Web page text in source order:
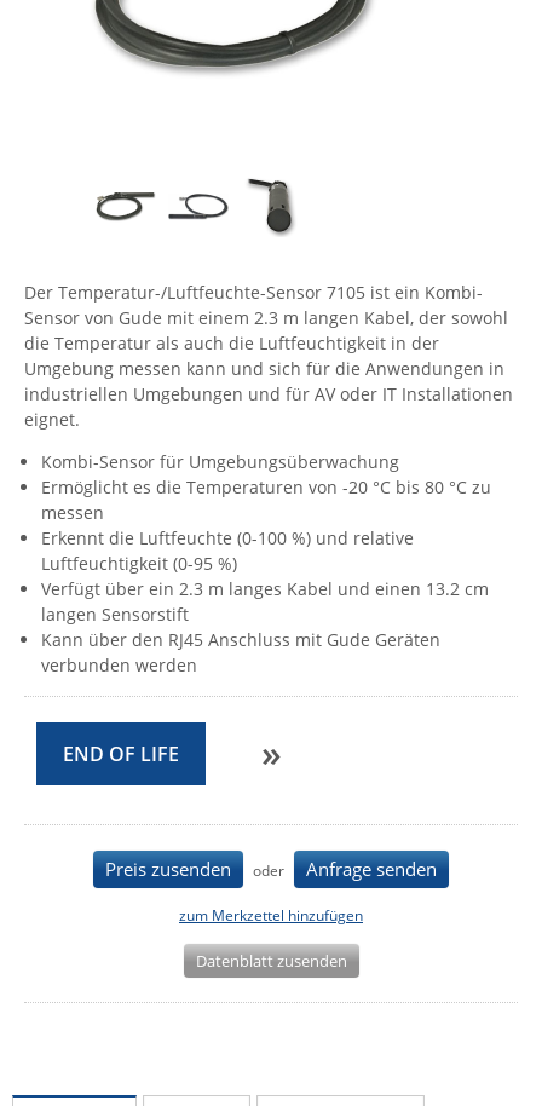
Energiemessung
Energieverteilung
IP, WLAN & GSM Sensorik
IoT - Internet of Things
IPC, Industrielle Netzwerktechnik & WLAN
IT Netzwerktechnik / Kommunikation
Serverräume
RMA / Rücksendung / Support
Comet System
CompleTech
Fokus Technologies
Gefen
Gude
Guntermann & Drunck
High Sec Labs
HW group
Icron
IEC Lock
Ihse
Kerlink
KVM TEC
Legrand
Panorama Antennas
PatchSee
Der Temperatur-/Luftfeuchte-Sensor 7105 ist ein Kombi-
Sensor von Gude mit einem 2.3 m langen Kabel, der sowohl
die Temperatur als auch die Luftfeuchtigkeit in der
Umgebung messen kann und sich für die Anwendungen in
industriellen Umgebungen und für AV oder IT Installationen
eignet.
Kombi-Sensor für Umgebungsüberwachung
Ermöglicht es die Temperaturen von -20 °C bis 80 °C zu
messen
Erkennt die Luftfeuchte (0-100 %) und relative
Luftfeuchtigkeit (0-95 %)
Verfügt über ein 2.3 m langes Kabel und einen 13.2 cm
langen Sensorstift
Kann über den RJ45 Anschluss mit Gude Geräten
verbunden werden
END OF LIFE »
Preis zusenden oder Anfrage senden
zum Merkzettel hinzufügen
Datenblatt zusenden